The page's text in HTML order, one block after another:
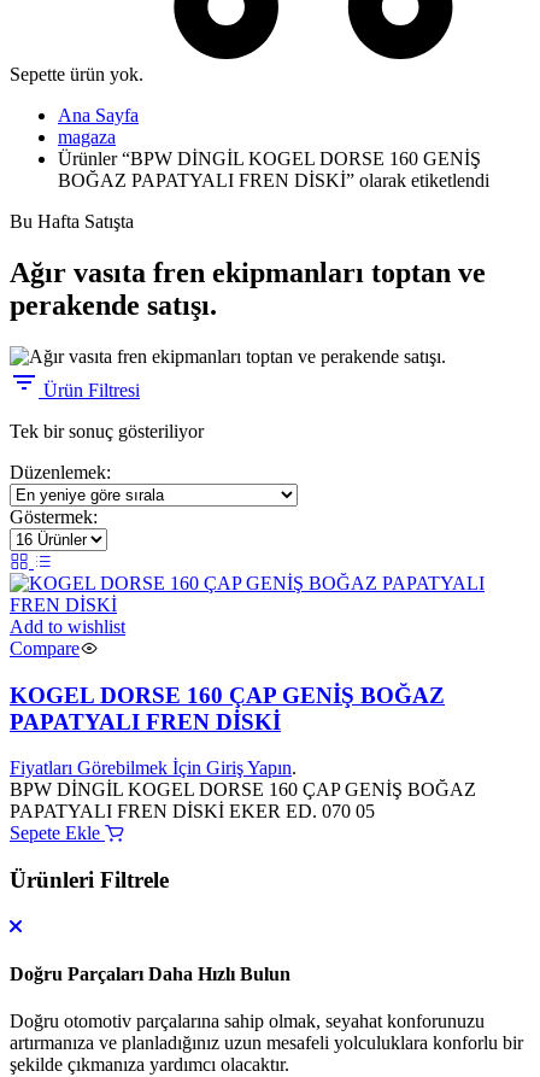
Sepette ürün yok.
Ana Sayfa
magaza
Ürünler “BPW DİNGİL KOGEL DORSE 160 GENİŞ
BOĞAZ PAPATYALI FREN DİSKİ” olarak etiketlendi
Bu Hafta Satışta
Ağır vasıta fren ekipmanları toptan ve
perakende satışı.
Ürün Filtresi
Tek bir sonuç gösteriliyor
Düzenlemek:
Göstermek:
Add to wishlist
Compare
KOGEL DORSE 160 ÇAP GENİŞ BOĞAZ
PAPATYALI FREN DİSKİ
Fiyatları Görebilmek İçin Giriş Yapın.
BPW DİNGİL KOGEL DORSE 160 ÇAP GENİŞ BOĞAZ
PAPATYALI FREN DİSKİ EKER ED. 070 05
Sepete Ekle
Ürünleri Filtrele
Doğru Parçaları Daha Hızlı Bulun
Doğru otomotiv parçalarına sahip olmak, seyahat konforunuzu
artırmanıza ve planladığınız uzun mesafeli yolculuklara konforlu bir
şekilde çıkmanıza yardımcı olacaktır.